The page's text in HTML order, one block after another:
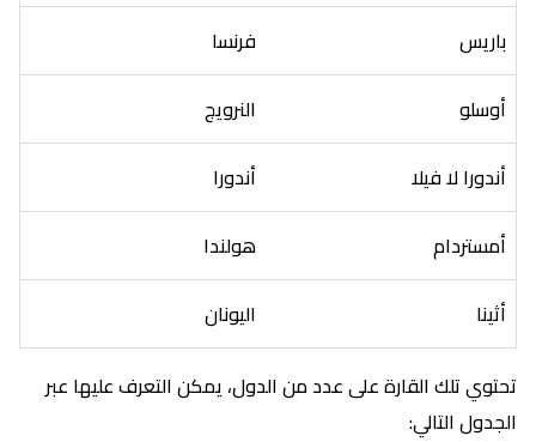
باريس
فرنسا
أوسلو
النرويج
أندورا لا فيلا
أندورا
أمستردام
هولندا
أثينا
اليونان
تحتوي تلك القارة على عدد من الدول، يمكن التعرف عليها عبر
الجدول التالي: